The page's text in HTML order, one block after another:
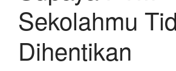
Sekolahmu
Dihentikan